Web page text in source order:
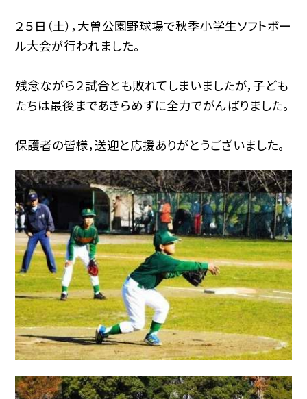
２５日（土），大曽公園野球場で秋季小学生ソフトボー
ル大会が行われました。
残念ながら２試合とも敗れてしまいましたが，子ども
たちは最後まであきらめずに全力でがんばりました。
保護者の皆様，送迎と応援ありがとうございました。